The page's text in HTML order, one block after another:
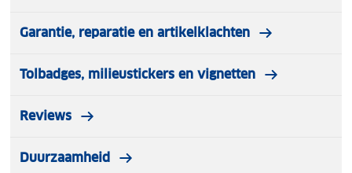
Garantie, reparatie en artikelklachten
Tolbadges, milieustickers en vignetten
Reviews
Duurzaamheid